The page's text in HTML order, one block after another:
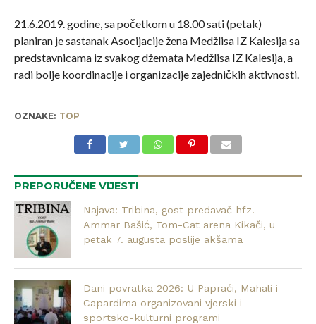
21.6.2019. godine, sa početkom u 18.00 sati (petak)
planiran je sastanak Asocijacije žena Medžlisa IZ Kalesija sa
predstavnicama iz svakog džemata Medžlisa IZ Kalesija, a
radi bolje koordinacije i organizacije zajedničkih aktivnosti.
OZNAKE: TOP
PREPORUČENE VIJESTI
Najava: Tribina, gost predavač hfz.
Ammar Bašić, Tom-Cat arena Kikači, u
petak 7. augusta poslije akšama
Dani povratka 2026: U Papraći, Mahali i
Capardima organizovani vjerski i
sportsko-kulturni programi